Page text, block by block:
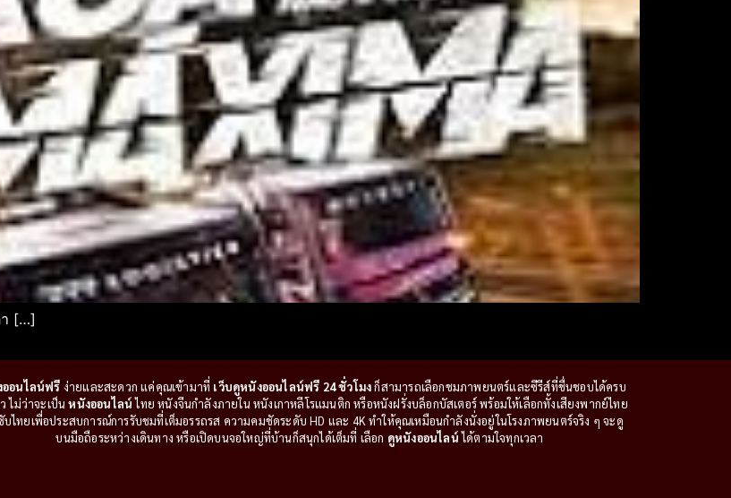
[…]
อนไลน์ฟรี ง่ายและสะดวก แค่คุณเข้ามาที่ เว็บดูหนังออนไลน์ฟรี 24 ชั่วโมงก็สามารถเลือกชมภาพยนตร์และซีรีส์ที่ชื่นชอบได้ครบ
ไม่ว่าจะเป็นหนังออนไลน์ไทย หนังจีนกำลังภายใน หนังเกาหลีโรแมนติก หรือหนังฝรั่งบล็อกบัสเตอร์ พร้อมให้เลือกทั้งเสียงพากย์ไทย
ไทยเพื่อประสบการณ์การรับชมที่เต็มอรรถรส ความคมชัดระดับ HD และ 4K ทำให้คุณเหมือนกำลังนั่งอยู่ในโรงภาพยนตร์จริง ๆ จะดู
บนมือถือระหว่างเดินทาง หรือเปิดบนจอใหญ่ที่บ้านก็สนุกได้เต็มที่ เลือก ดูหนังออนไลน์ได้ตามใจทุกเวลา